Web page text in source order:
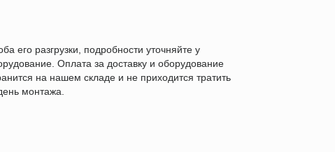
его разгрузки, подробности уточняйте у
Оплата за доставку и оборудование
на нашем складе и не приходится тратить
монтажа.